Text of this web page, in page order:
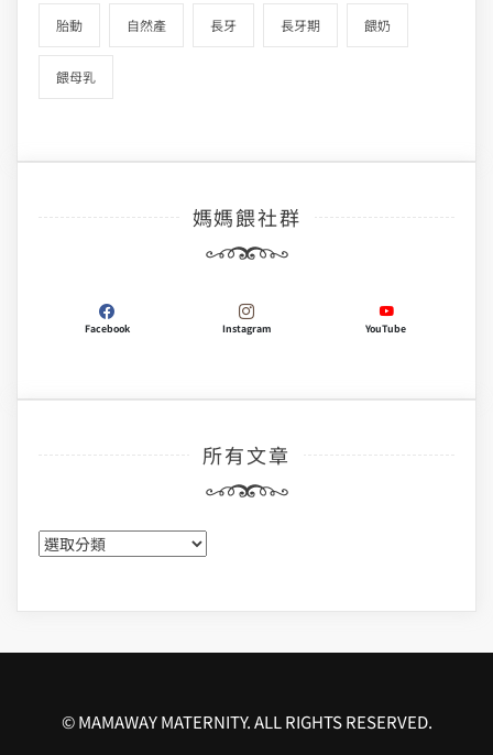
胎動 自然產 長牙 長牙期 餵奶
餵母乳
媽媽餵社群
Facebook Instagram YouTube
所有文章
所
有
章
© MAMAWAY MATERNITY. ALL RIGHTS RESERVED.